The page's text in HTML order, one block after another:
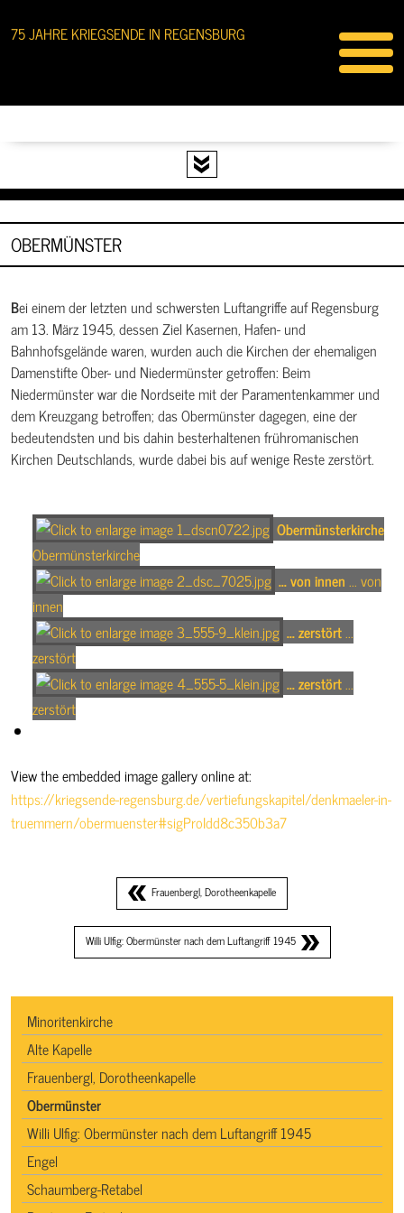
75 JAHRE KRIEGSENDE IN REGENSBURG
OBERMÜNSTER
Bei einem der letzten und schwersten Luftangriffe auf Regensburg
am 13. März 1945, dessen Ziel Kasernen, Hafen- und
Bahnhofsgelände waren, wurden auch die Kirchen der ehemaligen
Damenstifte Ober- und Niedermünster getroffen: Beim
Niedermünster war die Nordseite mit der Paramentenkammer und
dem Kreuzgang betroffen; das Obermünster dagegen, eine der
bedeutendsten und bis dahin besterhaltenen frühromanischen
Kirchen Deutschlands, wurde dabei bis auf wenige Reste zerstört.
Obermünsterkirche
Obermünsterkirche
... von innen... von
innen
... zerstört...
zerstört
... zerstört...
zerstört
View the embedded image gallery online at:
https://kriegsende-regensburg.de/vertiefungskapitel/denkmaeler-in-
truemmern/obermuenster#sigProIdd8c350b3a7
Frauenbergl, Dorotheenkapelle
Willi Ulfig: Obermünster nach dem Luftangriff 1945
Minoritenkirche
Alte Kapelle
Frauenbergl, Dorotheenkapelle
Obermünster
Willi Ulfig: Obermünster nach dem Luftangriff 1945
Engel
Schaumberg-Retabel